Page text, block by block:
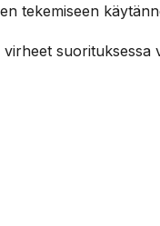
tekemiseen
suorituksessa